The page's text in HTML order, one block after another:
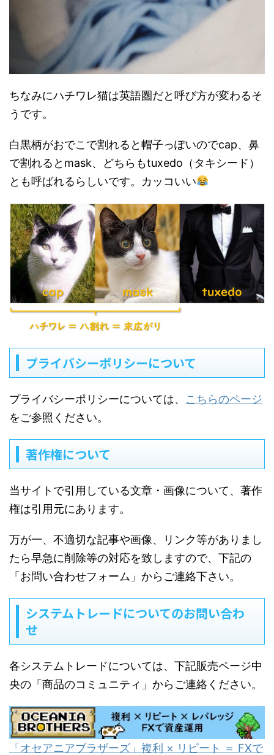
ちなみにハチワレ猫は英語圏だと呼び方が変わるそ
うです。
白黒柄がおでこで割れると帽子っぽいのでcap、鼻
で割れるとmask、どちらもtuxedo（タキシード）
とも呼ばれるらしいです。カッコいい
プライバシーポリシーについて
プライバシーポリシーについては、 こちらのページ
をご参照ください。
著作権について
当サイトで引用している文章・画像について、著作
権は引用元にあります。
万が一、不適切な記事や画像、リンク等がありまし
たら早急に削除等の対応を致しますので、下記の
「お問い合わせフォーム」からご連絡下さい。
システムトレードについてのお問い合わ
せ
各システムトレードについては、下記販売ページ中
央の「商品のコミュニティ」からご連絡ください。
「オセアニアブラザーズ」複利 × リピート ＝ FXで